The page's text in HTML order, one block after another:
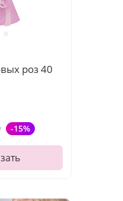
роз 40
-15%